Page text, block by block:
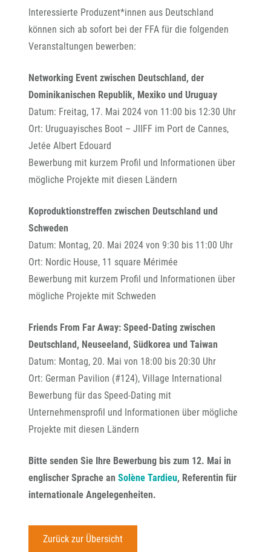
Interessierte Produzent*innen aus Deutschland
können sich ab sofort bei der FFA für die folgenden
Veranstaltungen bewerben:
Networking Event zwischen Deutschland, der
Dominikanischen Republik, Mexiko und Uruguay
Datum: Freitag, 17. Mai 2024 von 11:00 bis 12:30 Uhr
Ort: Uruguayisches Boot – JIIFF im Port de Cannes,
Jetée Albert Edouard
Bewerbung mit kurzem Profil und Informationen über
mögliche Projekte mit diesen Ländern
Koproduktionstreffen zwischen Deutschland und
Schweden
Datum: Montag, 20. Mai 2024 von 9:30 bis 11:00 Uhr
Ort: Nordic House, 11 square Mérimée
Bewerbung mit kurzem Profil und Informationen über
mögliche Projekte mit Schweden
Friends From Far Away: Speed-Dating zwischen
Deutschland, Neuseeland, Südkorea und Taiwan
Datum: Montag, 20. Mai von 18:00 bis 20:30 Uhr
Ort: German Pavilion (#124), Village International
Bewerbung für das Speed-Dating mit
Unternehmensprofil und Informationen über mögliche
Projekte mit diesen Ländern
Bitte senden Sie Ihre Bewerbung bis zum 12. Mai in
englischer Sprache an Solène Tardieu, Referentin für
internationale Angelegenheiten.
Zurück zur Übersicht